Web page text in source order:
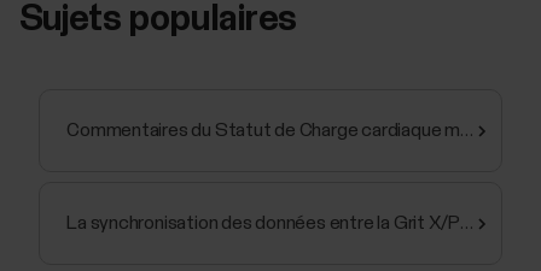
Sujets populaires
Commentaires du Statut de Charge cardiaque mis à jour dans l'application Flow et le service Web
La synchronisation des données entre la Grit X/Pacer/Street X/Vantage et l'application Polar Flow...